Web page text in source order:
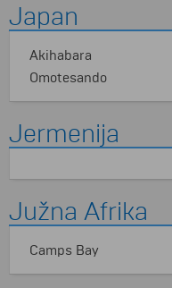
Japan
Akihabara
Omotesando
Jermenija
Južna Afrika
Camps Bay